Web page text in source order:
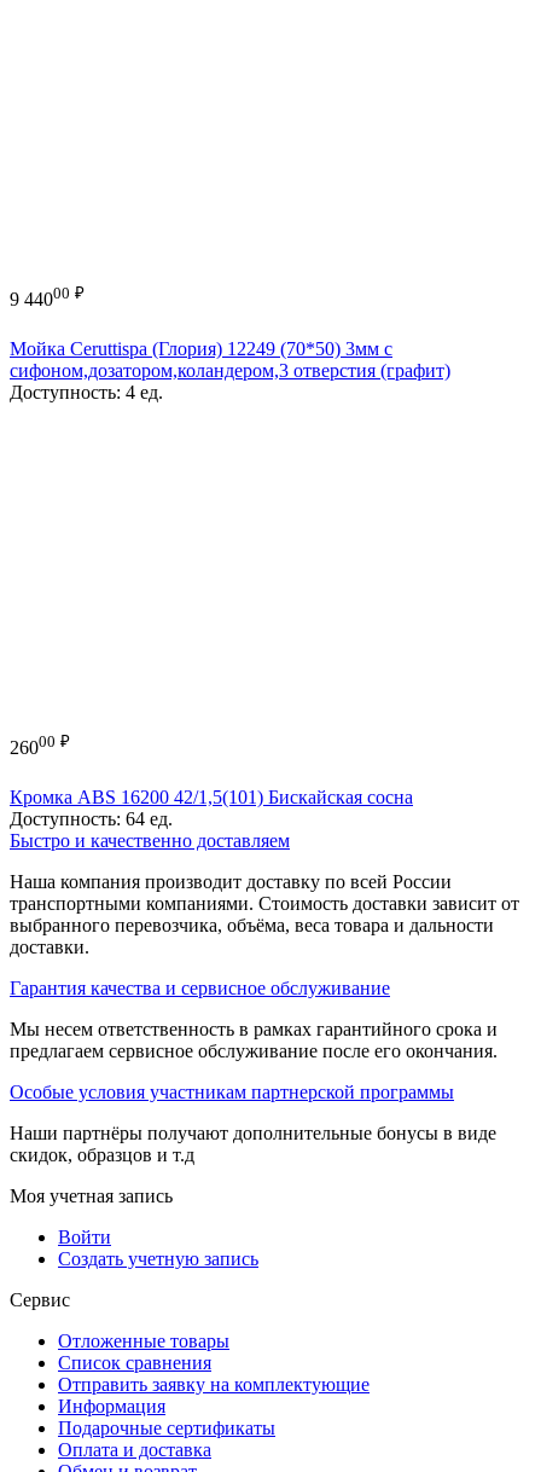
9 44000 ₽
Мойка Ceruttispa (Глория) 12249 (70*50) 3мм с
сифоном,дозатором,коландером,3 отверстия (графит)
Доступность: 4 ед.
26000 ₽
Кромка ABS 16200 42/1,5(101) Бискайская сосна
Доступность: 64 ед.
Быстро и качественно доставляем
Наша компания производит доставку по всей России
транспортными компаниями. Стоимость доставки зависит от
выбранного перевозчика, объёма, веса товара и дальности
доставки.
Гарантия качества и сервисное обслуживание
Мы несем ответственность в рамках гарантийного срока и
предлагаем сервисное обслуживание после его окончания.
Особые условия участникам партнерской программы
Наши партнёры получают дополнительные бонусы в виде
скидок, образцов и т.д
Моя учетная запись
Войти
Создать учетную запись
Сервис
Отложенные товары
Список сравнения
Отправить заявку на комплектующие
Информация
Подарочные сертификаты
Оплата и доставка